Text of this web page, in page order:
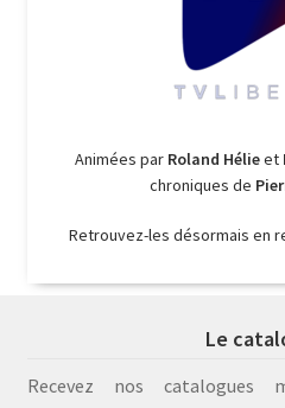
Animées par Roland Hélieet
chroniques de
Retrouvez-les désormais en
Le
Recevez nos catalogues